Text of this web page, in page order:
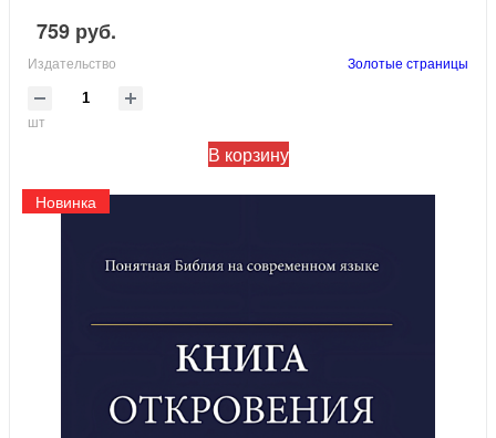
759 руб.
Издательство Золотые страницы
шт
В корзину
Новинка